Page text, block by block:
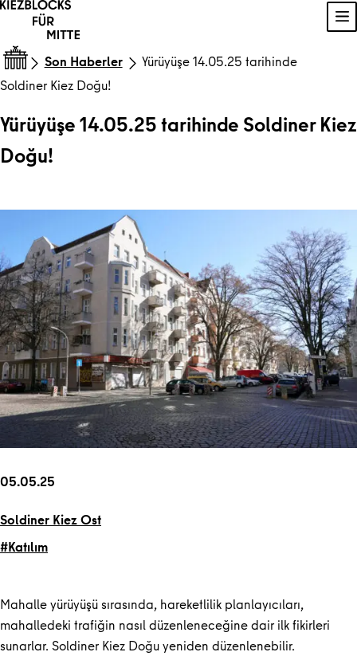
İçeriğe geç
Son Haberler
Yürüyüşe 14.05.25 tarihinde
Soldiner Kiez Doğu!
Yürüyüşe 14.05.25 tarihinde Soldiner Kiez
Doğu!
05.05.25
Soldiner Kiez Ost
#Katılım
Mahalle yürüyüşü sırasında, hareketlilik planlayıcıları,
mahalledeki trafiğin nasıl düzenleneceğine dair ilk fikirleri
sunarlar. Soldiner Kiez Doğu yeniden düzenlenebilir.